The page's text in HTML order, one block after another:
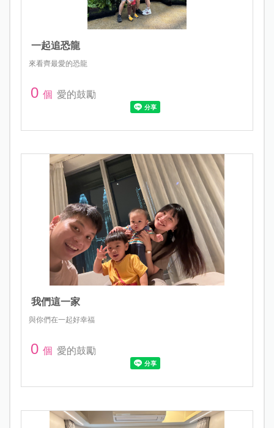
一起追恐龍
來看齊最愛的恐龍
0 個 愛的鼓勵
我們這一家
與你們在一起好幸福
0 個 愛的鼓勵